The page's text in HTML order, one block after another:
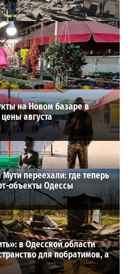
пострадавших после атаки
2
на Новом базаре в
августа
переехали: где теперь
объекты Одессы
в Одесской области
для побратимов, а